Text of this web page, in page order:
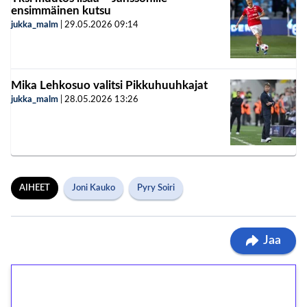
ensimmäinen kutsu
jukka_malm 29.05.2026 09:14
Mika Lehkosuo valitsi Pikkuhuuhkajat
jukka_malm 28.05.2026 13:26
AIHEET Joni Kauko Pyry Soiri
Jaa